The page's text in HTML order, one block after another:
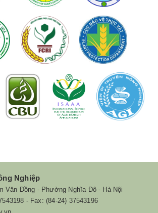
Nghiệp
Văn Đồng - Phường Nghĩa Đô - Hà Nội
- Fax: (84-24) 37543196